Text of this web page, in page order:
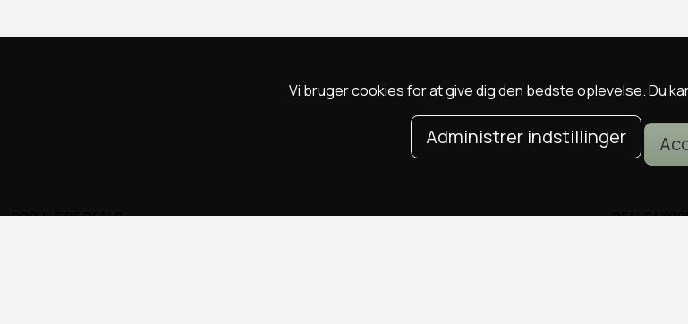
Vi bruger cookies for at give dig den bedste oplevelse. Du
Administrer indstillinger
POPULÆRE DEALS DEALS I